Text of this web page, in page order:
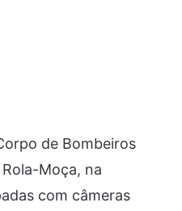
de Bombeiros
Moça, na
com câmeras